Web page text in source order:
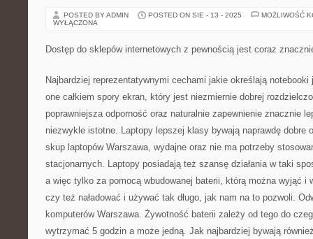
POSTED BY ADMIN POSTED ON SIE - 13 - 2025
MOŻLIWOŚĆ
WYŁĄCZONA
Dostęp do sklepów internetowych z pewnością jest coraz
Najbardziej reprezentatywnymi cechami jakie określają
one całkiem spory ekran, który jest niezmiernie dobrej
poprawniejsza odporność oraz naturalnie zapewnienie znacznie
niezwykle istotne. Laptopy lepszej klasy bywają naprawdę dobre
skup laptopów Warszawa, wydajne oraz nie ma potrzeby
stacjonarnych. Laptopy posiadają też szansę działania w taki
a więc tylko za pomocą wbudowanej baterii, którą można wyjąć i
czy też naładować i używać tak długo, jak nam na to pozwoli.
komputerów Warszawa. Żywotność baterii zależy od tego do
wytrzymać 5 godzin a może jedną. Jak najbardziej bywają